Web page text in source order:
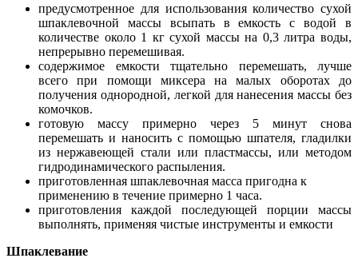
предусмотренное для использования количество сухой
шпаклевочной массы всыпать в емкость с водой в
количестве около 1 кг сухой массы на 0,3 литра воды,
непрерывно перемешивая.
содержимое емкости тщательно перемешать, лучше
всего при помощи миксера на малых оборотах до
получения однородной, легкой для нанесения массы без
комочков.
готовую массу примерно через 5 минут снова
перемешать и наносить с помощью шпателя, гладилки
из нержавеющей стали или пластмассы, или методом
гидродинамического распыления.
приготовленная шпаклевочная масса пригодна к
применению в течение примерно 1 часа.
приготовления каждой последующей порции массы
выполнять, применяя чистые инструменты и емкости
Шпаклевание